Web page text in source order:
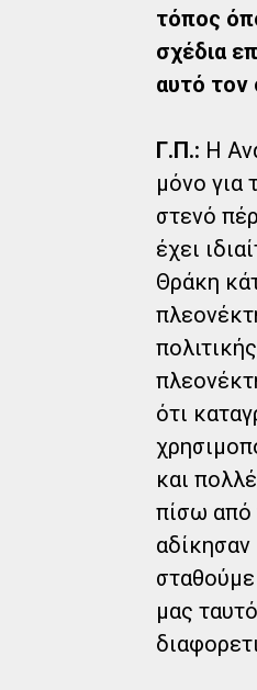
τόπος
σχέδια
αυτό τον
Γ.Π.: Η
μόνο για
στενό
έχει
Θράκη
ότι
και
πίσω από
αδίκησαν
μας